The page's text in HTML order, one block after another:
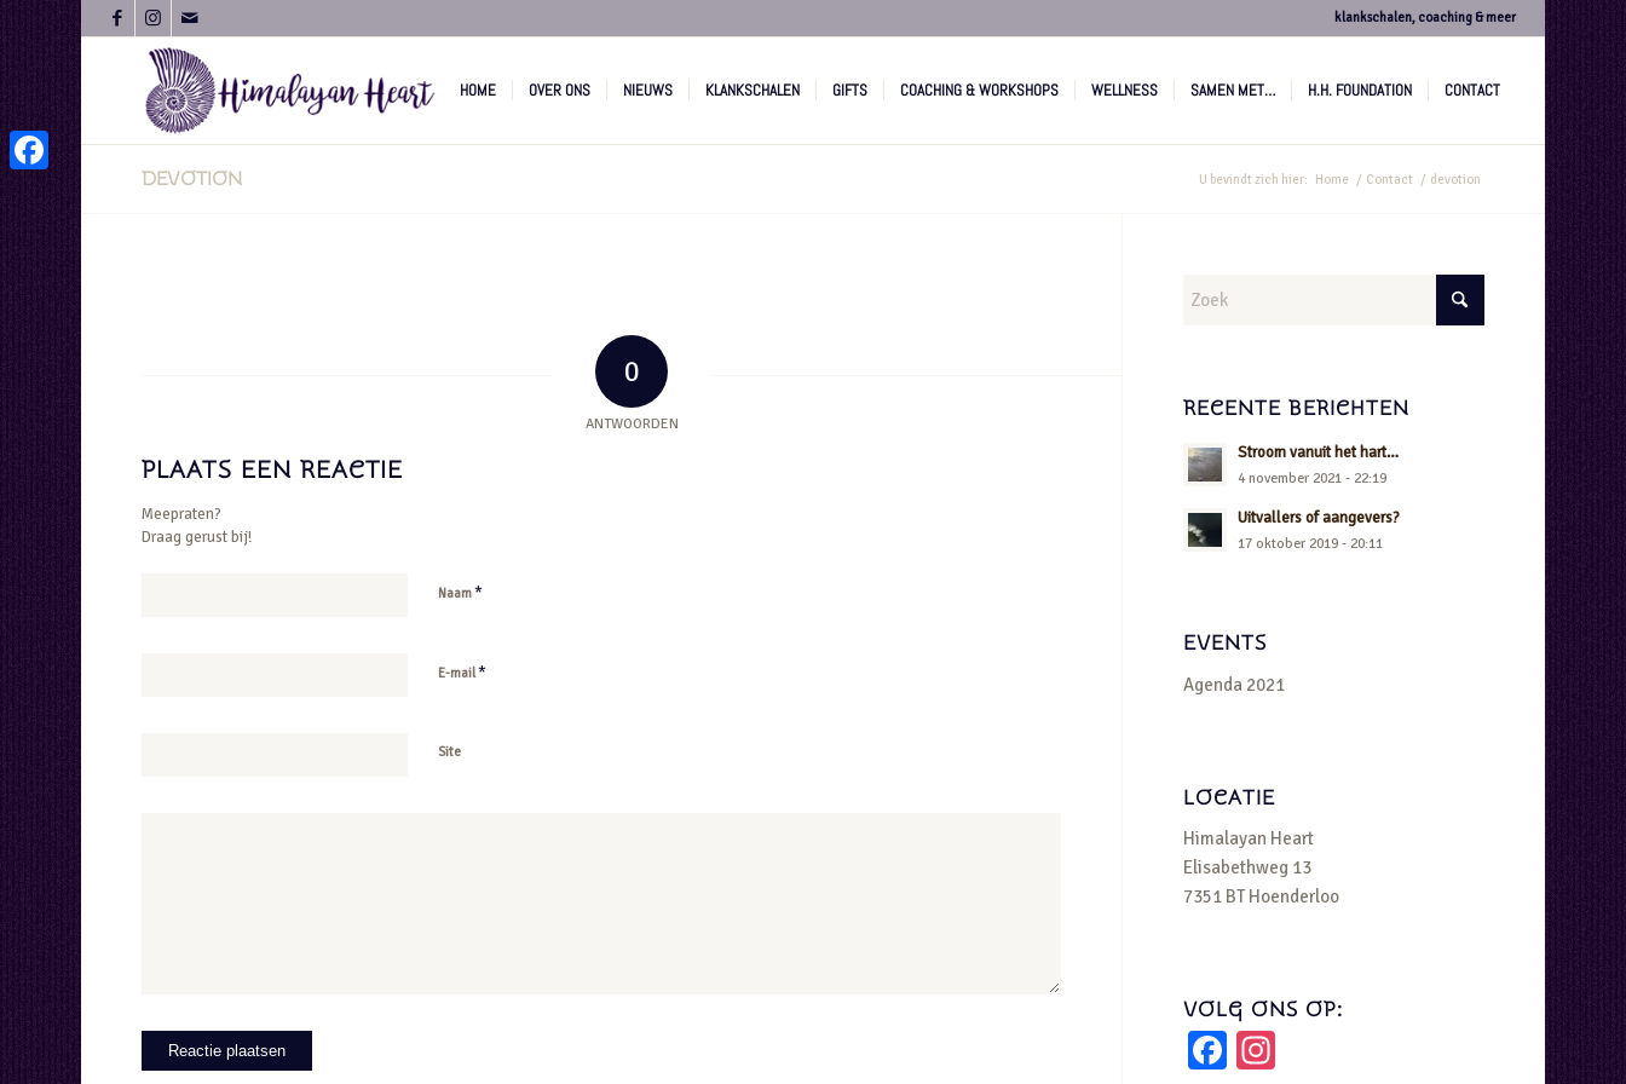
klankschalen, coaching & meer
HOME OVER ONS NIEUWS KLANKSCHALEN GIFTS COACHING & WORKSHOPS WELLNESS SAMEN MET… H.H. FOUNDATION CONTACT
DEVOTION U bevindt zich hier: Home / Contact / devotion
0
ANTWOORDEN
PLAATS EEN REACTIE
Meepraten?
Draag gerust bij!
Naam*
E-mail*
Site
RECENTE BERICHTEN
Stroom vanuit het hart…
4 november 2021 - 22:19
Uitvallers of aangevers?
17 oktober 2019 - 20:11
EVENTS
Agenda 2021
LOCATIE
Himalayan Heart
Elisabethweg 13
7351 BT Hoenderloo
VOLG ONS OP:
Facebook